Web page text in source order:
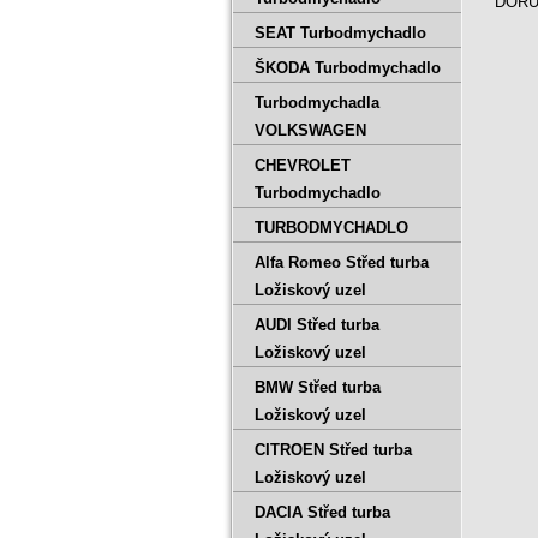
SEAT Turbodmychadlo
ŠKODA Turbodmychadlo
Turbodmychadla
VOLKSWAGEN
CHEVROLET
Turbodmychadlo
TURBODMYCHADLO
Alfa Romeo Střed turba
Ložiskový uzel
AUDI Střed turba
Ložiskový uzel
BMW Střed turba
Ložiskový uzel
CITROEN Střed turba
Ložiskový uzel
DACIA Střed turba